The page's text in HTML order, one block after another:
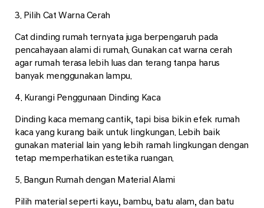
3. Pilih Cat Warna Cerah
Cat dinding rumah ternyata juga berpengaruh pada
pencahayaan alami di rumah. Gunakan cat warna cerah
agar rumah terasa lebih luas dan terang tanpa harus
banyak menggunakan lampu.
4. Kurangi Penggunaan Dinding Kaca
Dinding kaca memang cantik, tapi bisa bikin efek rumah
kaca yang kurang baik untuk lingkungan. Lebih baik
gunakan material lain yang lebih ramah lingkungan dengan
tetap memperhatikan estetika ruangan.
5. Bangun Rumah dengan Material Alami
Pilih material seperti kayu, bambu, batu alam, dan batu